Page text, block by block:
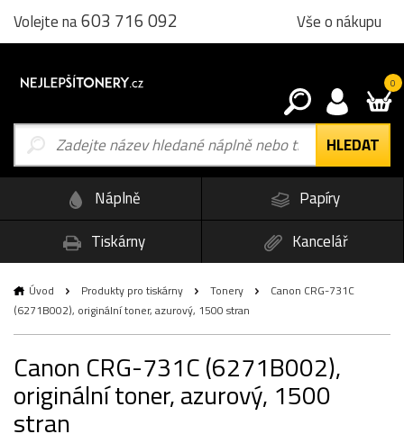
Volejte na603 716 092 Vše o nákupu
0
Náplně
Papíry
Tiskárny
Kancelář
Úvod Produkty pro tiskárny Tonery
Canon CRG-731C
(6271B002), originální toner, azurový, 1500 stran
Canon CRG-731C (6271B002),
originální toner, azurový, 1500
stran